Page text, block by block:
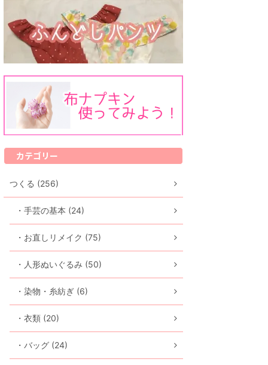
カテゴリー
つくる (256)
・手芸の基本 (24)
・お直しリメイク (75)
・人形ぬいぐるみ (50)
・染物・糸紡ぎ (6)
・衣類 (20)
・バッグ (24)